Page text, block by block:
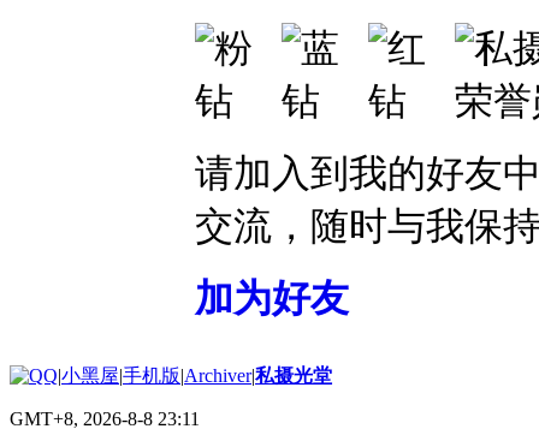
请加入到我的好友
交流，随时与我保
加为好友
|小黑屋|手机版|Archiver|私摄光堂
GMT+8, 2026-8-8 23:11